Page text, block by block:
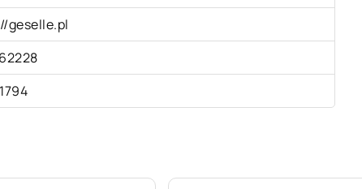
geselle.pl